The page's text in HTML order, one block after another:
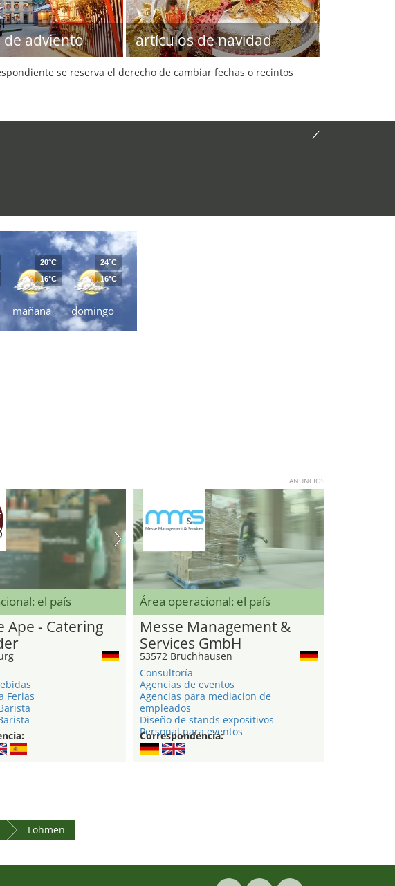
adviento artículos de navidad
se reserva el derecho de cambiar fechas o recintos
mañana
20°C
16°C
domingo
24°C
16°C
ANUNCIOS
el país
Ape - Catering
Ferias
Área operacional: el país
Messe Management &
Services GmbH
53572 Bruchhausen
Consultoría
Agencias de eventos
Agencias para mediacion de
empleados
Diseño de stands expositivos
Personal para eventos
Correspondencia:
Lohmen